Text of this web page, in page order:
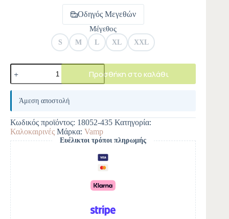
Οδηγός Μεγεθών
Μέγεθος
S M L XL XXL
Προσθήκη στο καλάθι
A
e
r
n
a
t
i
v
e
:
Άμεση αποστολή
Κωδικός προϊόντος: 18052-435 Κατηγορία:
Καλοκαιρινές Μάρκα: Vamp
Ευέλικτοι τρόποι πληρωμής